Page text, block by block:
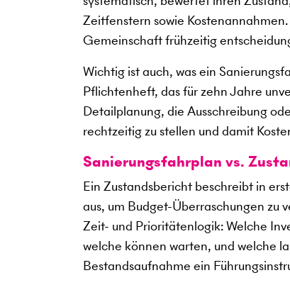
Zeitfenstern sowie
Gemeinschaft frühzeitig
Wichtig ist auch, was ein
Pflichtenheft, das für zehn Jahre
Detailplanung, die Ausschreibung
rechtzeitig zu stellen und damit
Sanierungsfahrplan vs.
Ein Zustandsbericht beschreibt in
aus, um Budget-Überraschungen zu
Zeit- und Prioritätenlogik: Welche
welche können warten, und welche
Bestandsaufnahme ein